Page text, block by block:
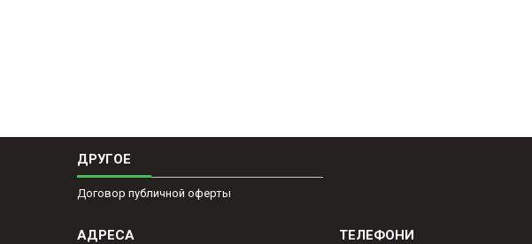
ДРУГОЕ
Договор публичной оферты